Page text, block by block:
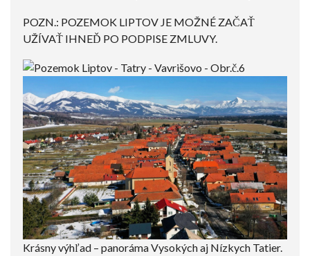
POZN.: POZEMOK LIPTOV JE MOŽNÉ ZAČAŤ
UŽÍVAŤ IHNEĎ PO PODPISE ZMLUVY.
Krásny výhľad – panoráma Vysokých aj Nízkych Tatier.